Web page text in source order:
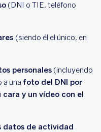
(DNI o TIE, teléfono
(siendo él el único, en
personales (incluyendo
a una foto del DNI por
y un vídeo con el
datos de actividad